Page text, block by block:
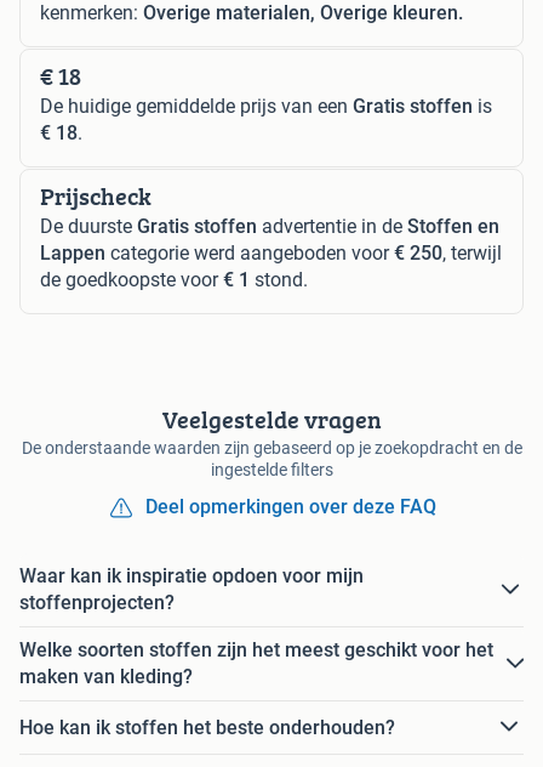
kenmerken: Overige materialen, Overige kleuren.
€ 18
De huidige gemiddelde prijs van een Gratis stoffen is
€ 18.
Prijscheck
De duurste Gratis stoffen advertentie in de Stoffen en
Lappen categorie werd aangeboden voor€ 250, terwijl
de goedkoopste voor€ 1 stond.
Veelgestelde vragen
De onderstaande waarden zijn gebaseerd op je zoekopdracht en de
ingestelde filters
Deel opmerkingen over deze FAQ
Waar kan ik inspiratie opdoen voor mijn
stoffenprojecten?
Welke soorten stoffen zijn het meest geschikt voor het
maken van kleding?
Hoe kan ik stoffen het beste onderhouden?